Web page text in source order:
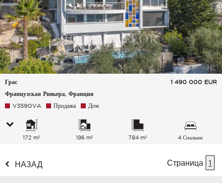
Грас
Французская Ривьера, Франция
1 490 000 EUR
V3590VA Продажа Дом
172 m² 196 m² 784 m² 4 Спальни
НАЗАД Страница 1